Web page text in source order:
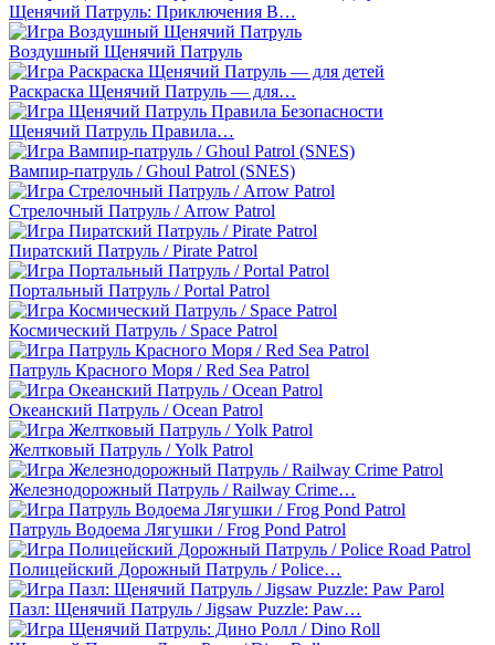
Щенячий Патруль: Приключения В…
Воздушный Щенячий Патруль
Раскраска Щенячий Патруль — для…
Щенячий Патруль Правила…
Вампир-патруль / Ghoul Patrol (SNES)
Стрелочный Патруль / Arrow Patrol
Пиратский Патруль / Pirate Patrol
Портальный Патруль / Portal Patrol
Космический Патруль / Space Patrol
Патруль Красного Моря / Red Sea Patrol
Океанский Патруль / Ocean Patrol
Желтковый Патруль / Yolk Patrol
Железнодорожный Патруль / Railway Crime…
Патруль Водоема Лягушки / Frog Pond Patrol
Полицейский Дорожный Патруль / Police…
Пазл: Щенячий Патруль / Jigsaw Puzzle: Paw…